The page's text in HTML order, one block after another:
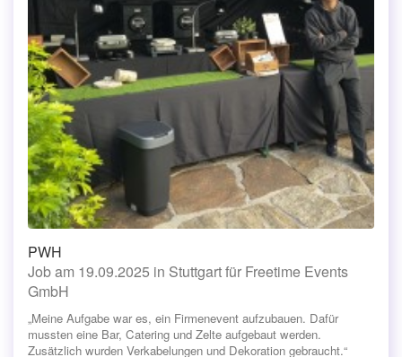
PWH
Job am 19.09.2025 in Stuttgart für Freetime Events
GmbH
„Meine Aufgabe war es, ein Firmenevent aufzubauen. Dafür
mussten eine Bar, Catering und Zelte aufgebaut werden.
Zusätzlich wurden Verkabelungen und Dekoration gebraucht.“